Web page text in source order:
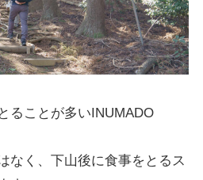
ることが多いINUMADO
なく、下山後に食事をとるス